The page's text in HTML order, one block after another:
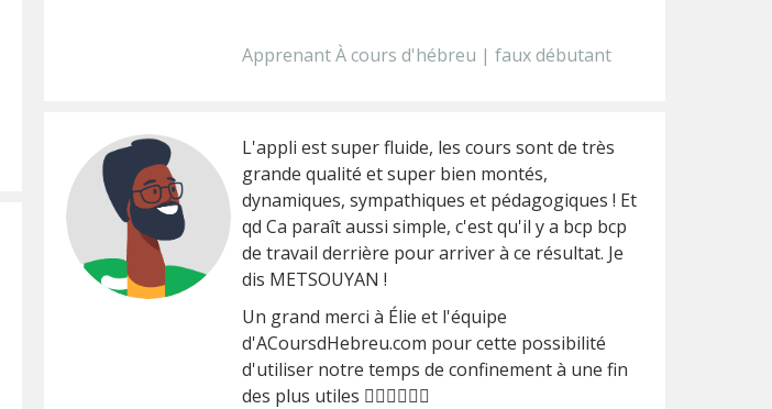
Apprenant À cours d'hébreu | faux débutant
L'appli est super fluide, les cours sont de très
grande qualité et super bien montés,
dynamiques, sympathiques et pédagogiques ! Et
qd Ca paraît aussi simple, c'est qu'il y a bcp bcp
de travail derrière pour arriver à ce résultat. Je
dis METSOUYAN !
Un grand merci à Élie et l'équipe
d'ACoursdHebreu.com pour cette possibilité
d'utiliser notre temps de confinement à une fin
des plus utiles 👍🏼👍🏼👍🏼